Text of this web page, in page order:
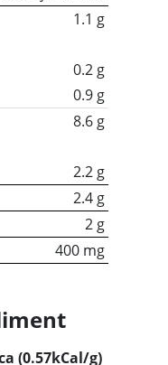
1.1 g
0.2 g
0.9 g
8.6 g
2.2 g
2.4 g
2 g
400 mg
(0.57kCal/g)